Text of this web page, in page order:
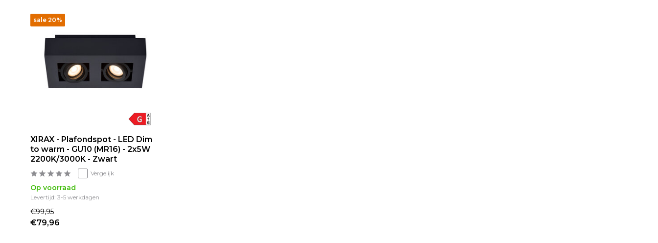
sale 20%
XIRAX - Plafondspot - LED Dim
to warm - GU10 (MR16) - 2x5W
2200K/3000K - Zwart
Vergelijk
Op voorraad
Levertijd: 3-5 werkdagen
€99,95
€79,96